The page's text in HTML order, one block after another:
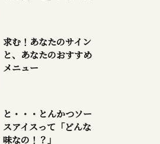
求む！あなたのサイン
と、あなたのおすすめ
メニュー
と・・・とんかつソー
スアイスって「どんな
味なの！？」